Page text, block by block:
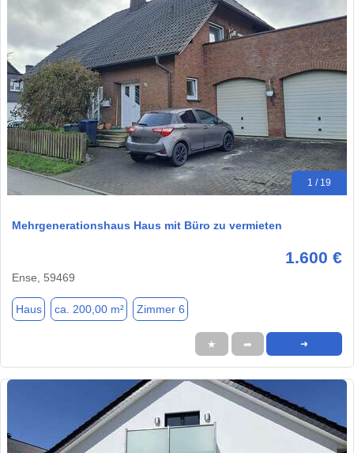
1 / 19
Mehrgenerationshaus Haus mit Büro zu vermieten
1.600 €
Ense, 59469
Haus ca. 200,00 m² Zimmer 6
★ ➦ ➜